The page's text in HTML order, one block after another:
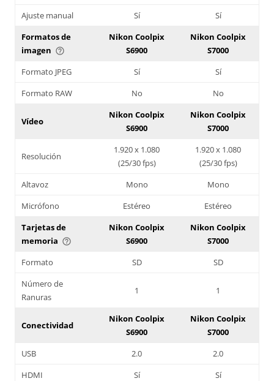
Ajuste manual Sí
Sí
Formatos de
imagen help_outline
Nikon Coolpix
S6900
Nikon Coolpix
S7000
Formato JPEG
Sí
Sí
Formato RAW
No No
Vídeo
Nikon Coolpix
S6900
Nikon Coolpix
S7000
Resolución
1.920 x 1.080
(25/30 fps)
1.920 x 1.080
(25/30 fps)
Altavoz
Mono
Mono
Micrófono
Estéreo
Estéreo
Tarjetas de
memoria help_outline
Nikon Coolpix
S6900
Nikon Coolpix
S7000
Formato
SD
SD
Número de
Ranuras
1 1
Conectividad
Nikon Coolpix
S6900
Nikon Coolpix
S7000
USB
2.0
2.0
HDMI
Sí
Sí